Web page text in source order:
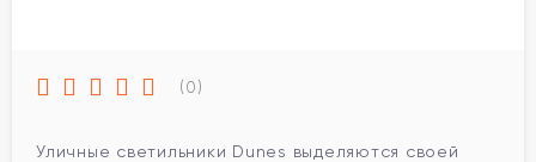
(0)
Уличные светильники Dunes выделяются своей